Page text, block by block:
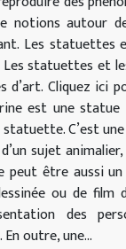
notions autour
Les statuettes
Les statuettes et
Cliquez ici
est une
statuette. C’est
sujet
peut être aussi
ou de film
des
outre, une...